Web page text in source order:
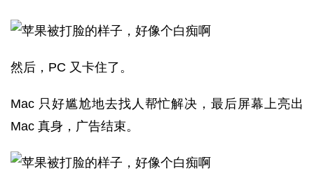
然后，PC 又卡住了。
Mac 只好尴尬地去找人帮忙解决，最后屏幕上亮出
Mac 真身，广告结束。